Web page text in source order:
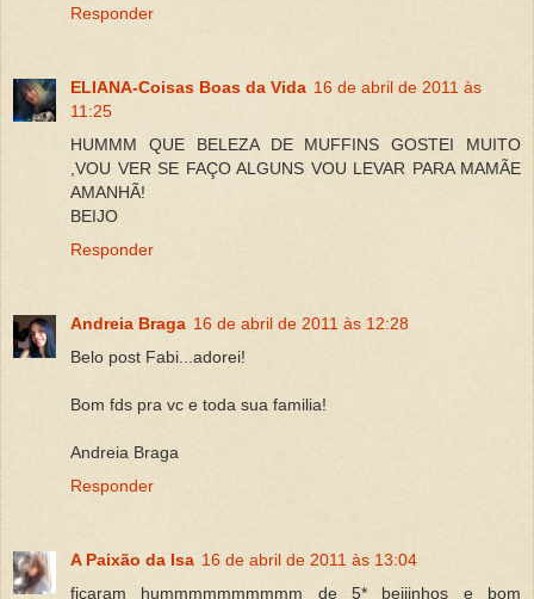
Responder
ELIANA-Coisas Boas da Vida 16 de abril de 2011 às
11:25
HUMMM QUE BELEZA DE MUFFINS GOSTEI MUITO
,VOU VER SE FAÇO ALGUNS VOU LEVAR PARA MAMÃE
AMANHÃ!
BEIJO
Responder
Andreia Braga 16 de abril de 2011 às 12:28
Belo post Fabi...adorei!
Bom fds pra vc e toda sua familia!
Andreia Braga
Responder
A Paixão da Isa 16 de abril de 2011 às 13:04
ficaram hummmmmmmmmm de 5* beijinhos e bom